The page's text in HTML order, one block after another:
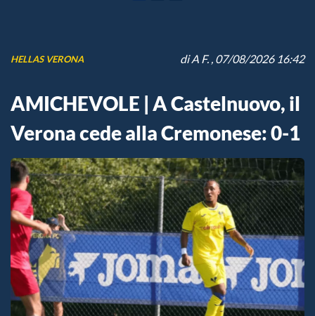
HELLAS VERONA diA F., 07/08/2026 16:42
AMICHEVOLE | A Castelnuovo, il
Verona cede alla Cremonese: 0-1